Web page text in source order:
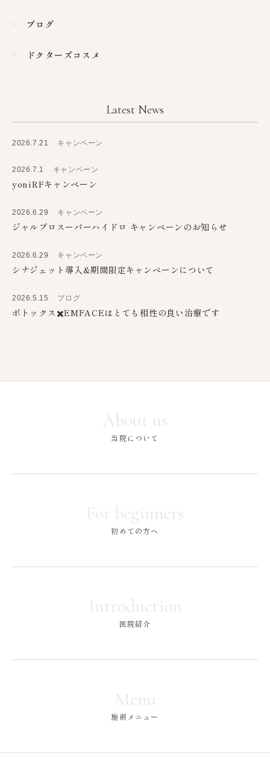
ブログ
ドクターズコスメ
Latest News
2026.7.21 キャンペーン
2026.7.1 キャンペーン
yoniRFキャンペーン
2026.6.29 キャンペーン
ジャルプロスーパーハイドロ キャンペーンのお知らせ
2026.6.29 キャンペーン
シナジェット導入&期間限定キャンペーンについて
2026.5.15 ブログ
ボトックス✖️EMFACEはとても相性の良い治療です
About us
当院について
For beginners
初めての方へ
Introduction
医院紹介
Menu
施術メニュー